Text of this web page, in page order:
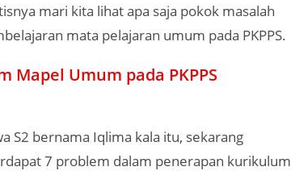
mari kita lihat apa saja pokok masalah
mata pelajaran umum pada PKPPS.
Umum pada PKPPS
S2 bernama Iqlima kala itu, sekarang
7 problem dalam penerapan kurikulum